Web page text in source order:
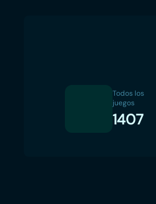
Todos los
juegos
1407